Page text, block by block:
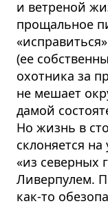
и ветреной
прощальное
(ее
охотника за
не мешает
дамой
Но жизнь в
склоняется
«из северных
Ливерпулем.
как-то